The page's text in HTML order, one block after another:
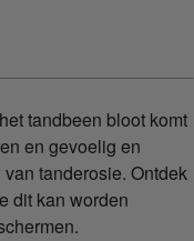
tandbeen bloot komt
en gevoelig en
tanderosie. Ontdek
dit kan worden